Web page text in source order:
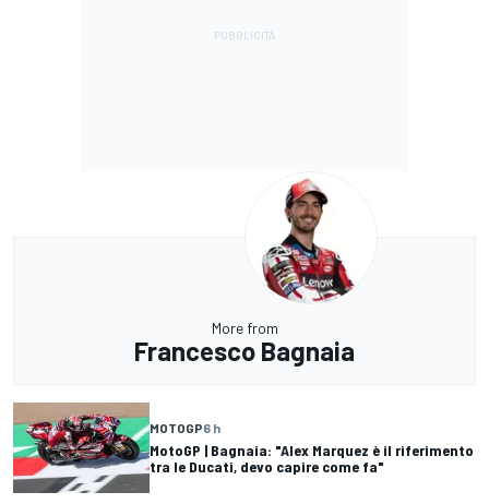
More from
Francesco Bagnaia
MOTOGP6 h
MotoGP | Bagnaia: "Alex Marquez è il riferimento
tra le Ducati, devo capire come fa"